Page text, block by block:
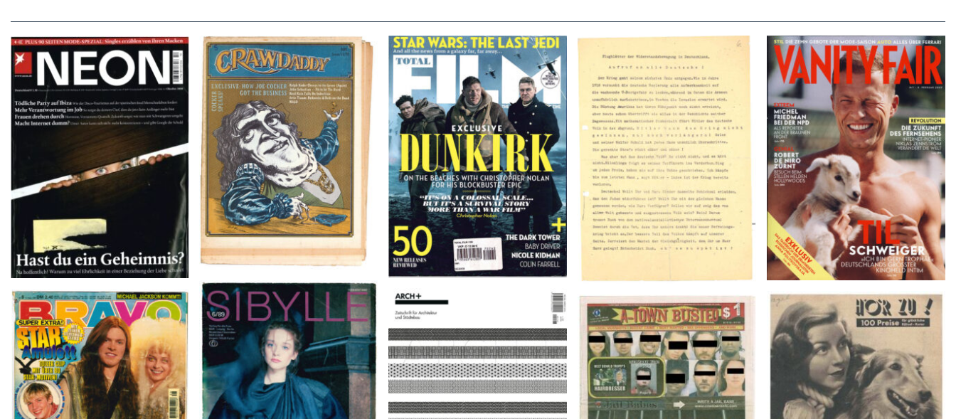
NEON – OKTOBER 2008 Crawdaddy – June/11/72
TOTAL FILM #260 – SUMMER
2017
Flugblätter der Weissen Rose – V,
Januar 1943
VANITY FAIR – Nr. 7 – 8.
Februar 2007
SIBYLLE 6/89 ARCH+ Nr. 226, Herbst 2016
BRAVO – Nr. 8, 13. Febr. 1997
HÖR ZU! – 1949, NUMMER 10,
Woche vom 27. Februar bis 05.
März
A-TOWN BUSTED – 8/15/16–
9/1/16